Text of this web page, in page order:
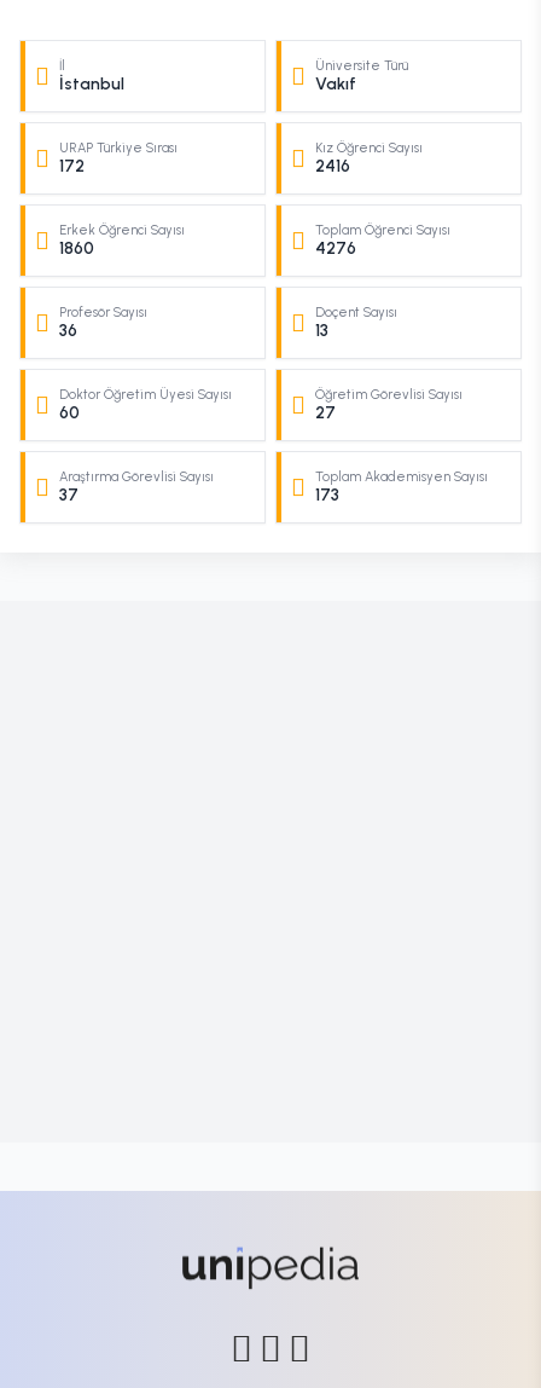
İl
İstanbul
Üniversite Türü
Vakıf
URAP Türkiye Sırası
172
Kız Öğrenci Sayısı
2416
Erkek Öğrenci Sayısı
1860
Toplam Öğrenci Sayısı
4276
Profesör Sayısı
36
Doçent Sayısı
13
Doktor Öğretim Üyesi Sayısı
60
Öğretim Görevlisi Sayısı
27
Araştırma Görevlisi Sayısı
37
Toplam Akademisyen Sayısı
173